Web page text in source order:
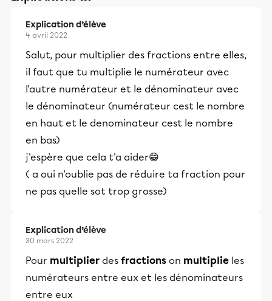
Explication d’élève
4 avril 2022
Salut, pour multiplier des fractions entre elles,
il faut que tu multiplie le numérateur avec
l'autre numérateur et le dénominateur avec
le dénominateur (numérateur cest le nombre
en haut et le denominateur cest le nombre
en bas)
j'espère que cela t'a aider😁
( a oui n'oublie pas de réduire ta fraction pour
ne pas quelle sot trop grosse)
Explication d’élève
30 mars 2022
Pour multiplier des fractions on multiplie les
numérateurs entre eux et les dénominateurs
entre eux